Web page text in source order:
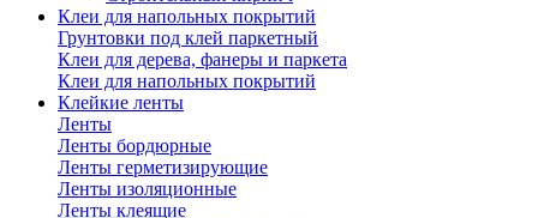
Клеи для напольных покрытий
Грунтовки под клей паркетный
Клеи для дерева, фанеры и паркета
Клеи для напольных покрытий
Клейкие ленты
Ленты
Ленты бордюрные
Ленты герметизирующие
Ленты изоляционные
Ленты клеящие